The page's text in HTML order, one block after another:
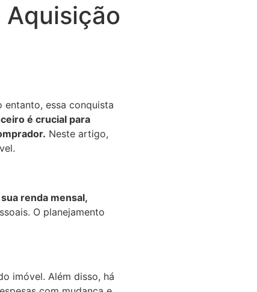
entanto, essa conquista
é crucial para
Neste artigo,
renda mensal,
O planejamento
imóvel. Além disso, há